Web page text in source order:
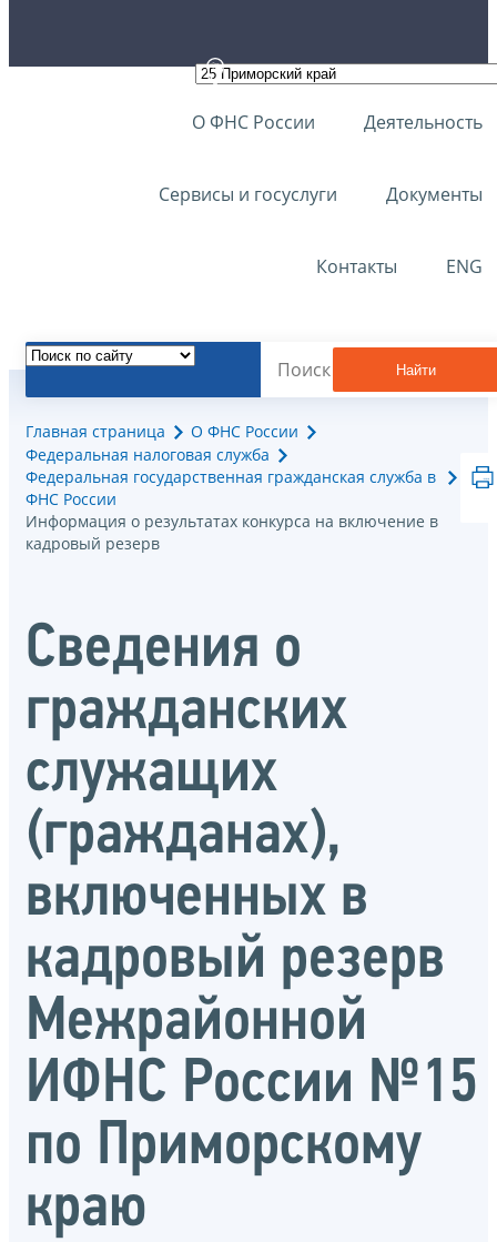
О ФНС России Деятельность
Сервисы и госуслуги Документы
Контакты ENG
Найти
Главная страница
О ФНС России
Федеральная налоговая служба
Федеральная государственная гражданская служба в
ФНС России
Информация о результатах конкурса на включение в
кадровый резерв
Сведения о
гражданских
служащих
(гражданах),
включенных в
кадровый резерв
Межрайонной
ИФНС России №15
по Приморскому
краю